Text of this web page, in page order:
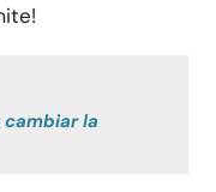
cambiar la